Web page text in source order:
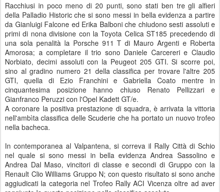
Racchiusi in poco meno di 20 punti, sono stati ben tre gli alfieri
della Palladio Historic che si sono messi in bella evidenza a partire
da Gianluigi Falcone ed Erika Balboni che chiudono sesti assoluti e
primi di nona divisione con la Toyota Celica ST185 precedendo di
una sola penalità la Porsche 911 T di Mauro Argenti e Roberta
Amorosa; a completare il trio sono Daniele Carcereri e Claudio
Norbiato, decimi assoluti con la Peugeot 205 GTI. Si scorre poi,
sino al gradino numero 21 della classifica per trovare l'altre 205
GTI, quella di Ezio Franchini e Gabriella Coato mentre in
cinquantesima posizione hanno chiuso Renato Pellizzari e
Gianfranco Peruzzi con l'Opel Kadett GT/e.
A coronare la positiva prestazione di squadra, è arrivata la vittoria
nell'ambìta classifica delle Scuderie che ha portato un nuovo trofeo
nella bacheca.
In contemporanea al Valpantena, si correva il Rally Città di Schio
nel quale si sono messi in bella evidenza Andrea Sassolino e
Andrea Dal Maso, vincitori di classe e secondi di Gruppo con la
Renault Clio Williams Gruppo N; con questo risultato si sono anche
aggiudicati la categoria nel Trofeo Rally ACI Vicenza oltre ad aver